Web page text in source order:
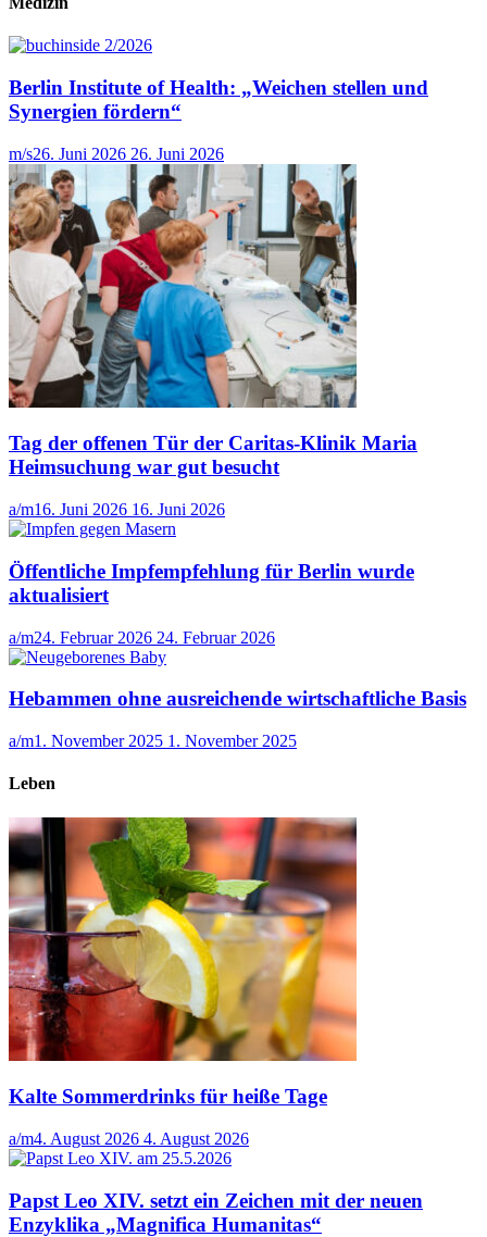
Berlin Institute of Health: „Weichen stellen und
Synergien fördern“
m/s26. Juni 2026 26. Juni 2026
Tag der offenen Tür der Caritas-Klinik Maria
Heimsuchung war gut besucht
a/m16. Juni 2026 16. Juni 2026
Öffentliche Impfempfehlung für Berlin wurde
aktualisiert
a/m24. Februar 2026 24. Februar 2026
Hebammen ohne ausreichende wirtschaftliche Basis
a/m1. November 2025 1. November 2025
Leben
Kalte Sommerdrinks für heiße Tage
a/m4. August 2026 4. August 2026
Papst Leo XIV. setzt ein Zeichen mit der neuen
Enzyklika „Magnifica Humanitas“